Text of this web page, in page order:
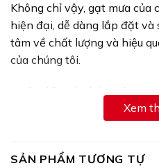
Không chỉ vậy, gạt mưa của
hiện đại, dễ dàng lắp đặt và
tâm về chất lượng và hiệu
của chúng tôi.
– Hãy đến với chúng tôi
tiện lợi và an toàn mà gạt
Gạt mưa UP có khả năng
Xem
SẢN PHẨM TƯƠNG TỰ